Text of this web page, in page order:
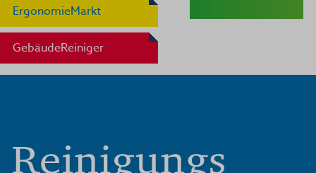
ErgonomieMarkt
GebäudeReiniger